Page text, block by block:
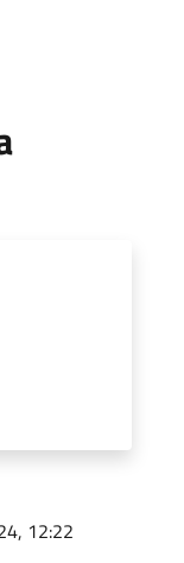
12:22